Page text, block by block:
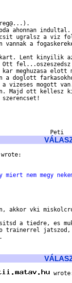
ahonnan indultal.
ugralsz a viz
vannak a
a kart. Lent kinyilik
Ott
meghuzasa elott
a doglott
vizeses mogott
Majd ott kellesz
szerencset!
miert nem megy
akkor vki
a tiedre, es
trainerrel